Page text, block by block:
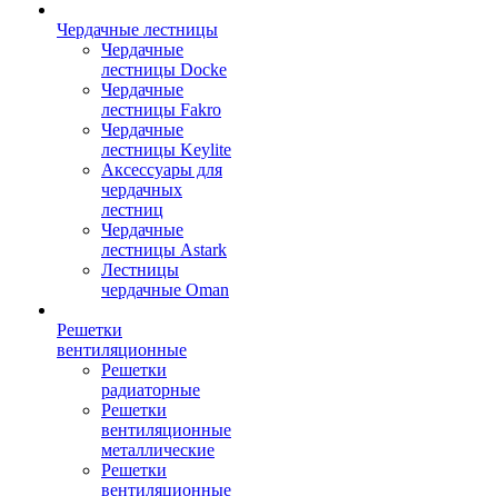
Чердачные лестницы
Чердачные
лестницы Docke
Чердачные
лестницы Fakro
Чердачные
лестницы Keylite
Аксессуары для
чердачных
лестниц
Чердачные
лестницы Astark
Лестницы
чердачные Oman
Решетки
вентиляционные
Решетки
радиаторные
Решетки
вентиляционные
металлические
Решетки
вентиляционные